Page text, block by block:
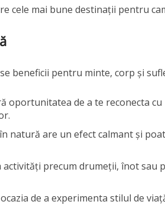
cele mai bune destinații pentru
beneficii pentru minte, corp și
oportunitatea de a te reconecta
natură are un efect calmant și
activități precum drumeții, înot sau
de a experimenta stilul de